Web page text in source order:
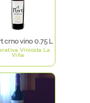
crno vino 0.75 L
Vinícola La
Viña